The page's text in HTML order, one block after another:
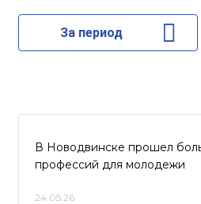
За период
В Новодвинске прошел
профессий для молодежи
24.05.26